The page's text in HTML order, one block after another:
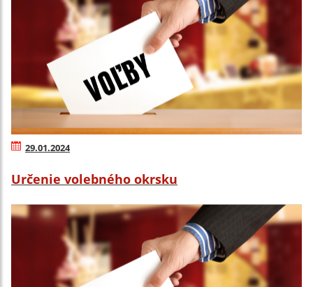
29.01.2024
Určenie volebného okrsku